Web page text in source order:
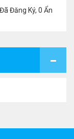
Đăng Ký, 0 Ẩn